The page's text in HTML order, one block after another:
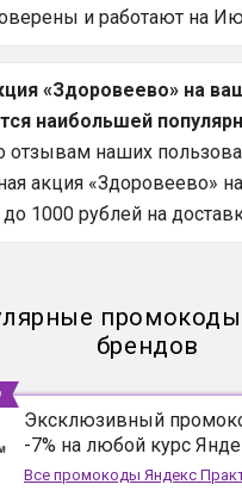
и работают на
«Здоровеево» на
наибольшей
отзывам наших
акция «Здоровеево»
1000 рублей на
брендов
Эксклюзивный
-7% на любой курс
Все промокоды Яндекс